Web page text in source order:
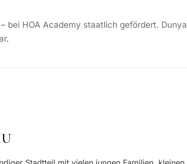
bei HOA Academy staatlich gefördert. Dunya